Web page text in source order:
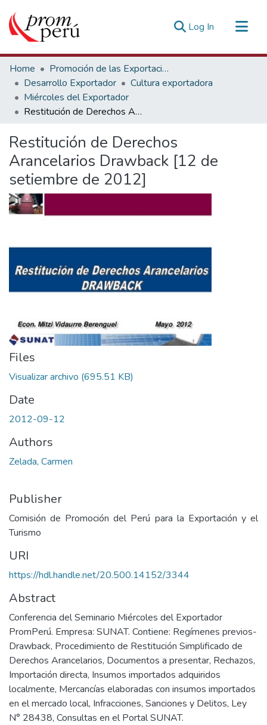
Log In (current)
Communities & Collections
All of DSpace
Statistics
Estadísticas Externas
Home
Promoción de las Exportaciones
Desarrollo Exportador
Cultura exportadora
Miércoles del Exportador
Restitución de Derechos Arancelarios Drawback [12 de setiembre de 2012]
Restitución de Derechos
Arancelarios Drawback [12 de
setiembre de 2012]
Files
Visualizar archivo (695.51 KB)
Date
2012-09-12
Authors
Zelada, Carmen
Publisher
Comisión de Promoción del Perú para la Exportación y el
Turismo
URI
https://hdl.handle.net/20.500.14152/3344
Abstract
Conferencia del Seminario Miércoles del Exportador
PromPerú. Empresa: SUNAT. Contiene: Regímenes previos-
Drawback, Procedimiento de Restitución Simplificado de
Derechos Arancelarios, Documentos a presentar, Rechazos,
Importación directa, Insumos importados adquiridos
localmente, Mercancías elaboradas con insumos importados
en el mercado local, Infracciones, Sanciones y Delitos, Ley
N° 28438, Consultas en el Portal SUNAT.